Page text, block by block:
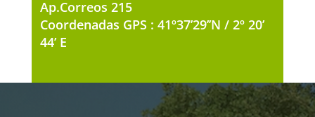
Ap.Correos 215
Coordenadas GPS : 41º37’29’’N / 2º 20’
44’ E